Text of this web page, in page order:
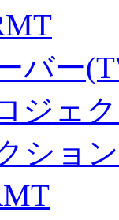
バー
ジェ
ショ